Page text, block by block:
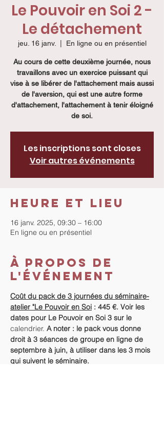
Le Pouvoir en Soi 2 -
Le détachement
jeu. 16 janv. En ligne ou en présentiel
Au cours de cette deuxième journée, nous
travaillons avec un exercice puissant qui
vise à se libérer de l'attachement mais aussi
de l'aversion, qui est une autre forme
d'attachement, l'attachement à tenir éloigné
de soi.
Les inscriptions sont closes
Voir autres événements
Heure et lieu
16 janv. 2025, 09:30 – 16:00
En ligne ou en présentiel
À propos de
l'événement
Coût du pack de 3 journées du séminaire-
atelier "Le Pouvoir en Soi : 445 €. Voir les
dates pour Le Pouvoir en Soi 3 sur le
calendrier. A noter : le pack vous donne
droit à 3 séances de groupe en ligne de
septembre à juin, à utiliser dans les 3 mois
qui suivent le séminaire.